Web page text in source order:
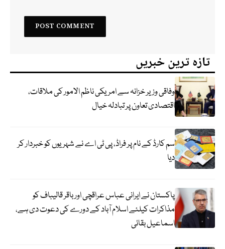
تازہ ترین خبریں
وفاقی وزیر خزانہ سے امریکی ناظم الامور کی ملاقات،
اقتصادی تعاون پر تبادلہ خیال
سم کارڈ کے نام پر فراڈ، پی ٹی اے نے شہریوں کو خبردار کر
دیا
پاکستان نے ایرانی عباس عراقچی اورباقر قالیباف کو
مذاکرات کیلئے اسلام آباد کے دورے کی دعوت دی ہے،
اسماعیل بقائی